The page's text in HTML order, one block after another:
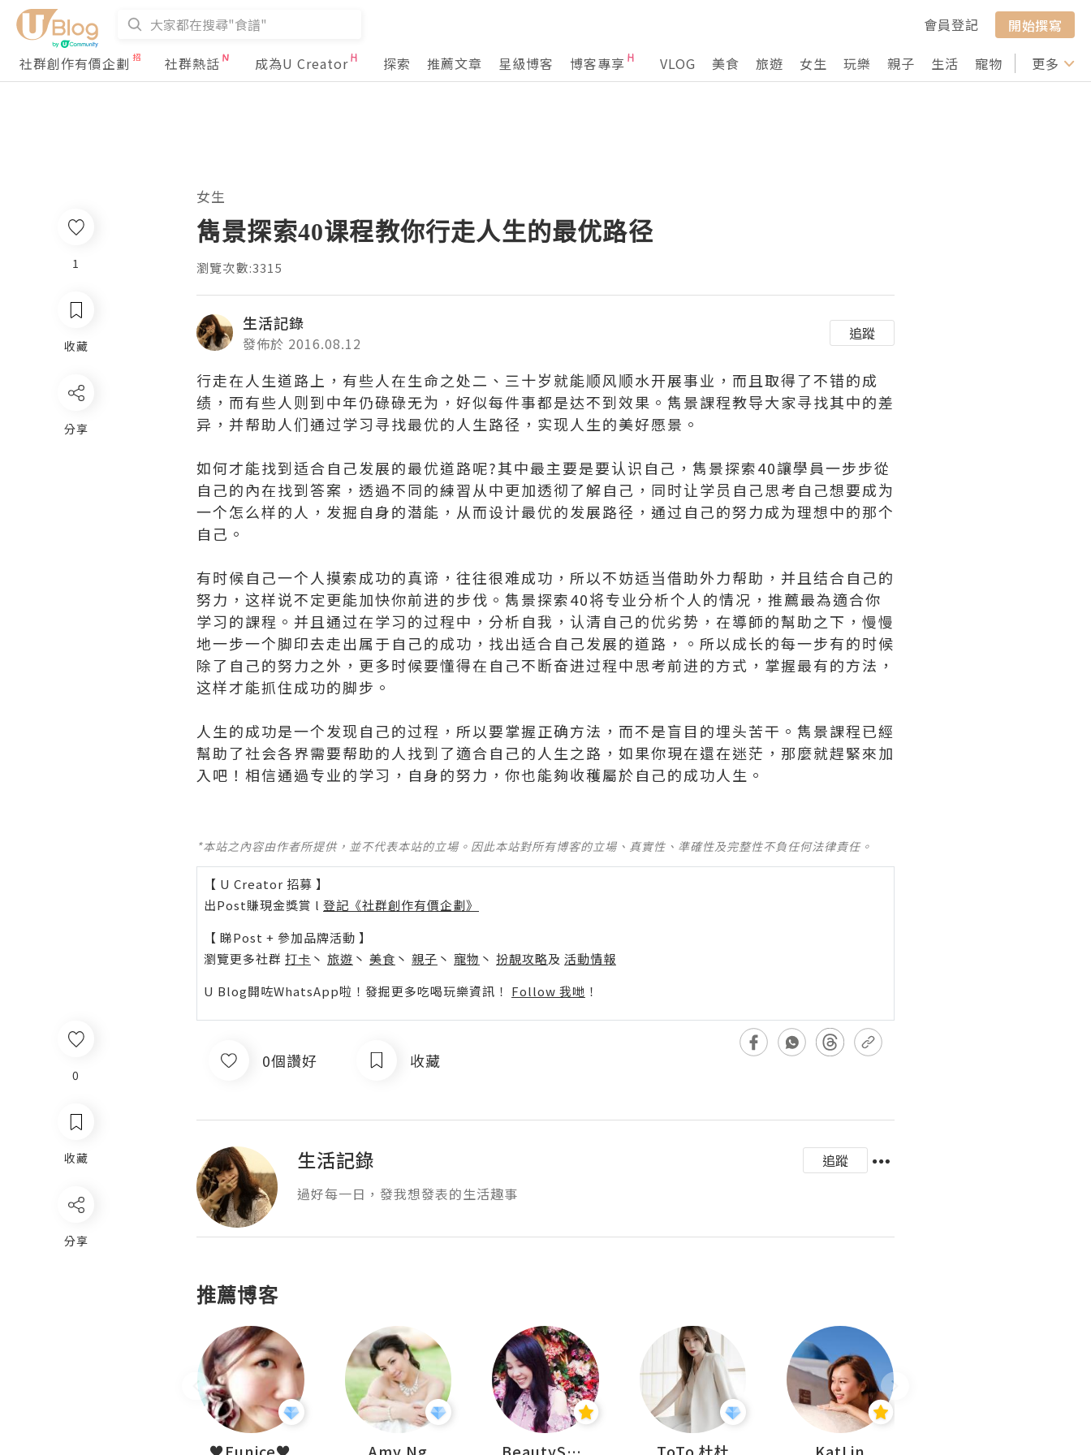
會員登記
開始撰寫
社群創作有價企劃
社群熱話 成為U Creator 探索 推薦文章 星級博客 博客專享 VLOG 美食 旅遊 女生 玩樂 親子 生活 寵物 行山 打卡
更多
0
收藏
分享
女生
雋景探索40课程教你行走人生的最优路径
瀏覽次數:3315
生活記錄
發佈於 2016.08.12
追蹤
行走在人生道路上，有些人在生命之处二、三十岁就能顺风顺水开展事业，而且取得了不错的成
绩，而有些人则到中年仍碌碌无为，好似每件事都是达不到效果。雋景課程教导大家寻找其中的差
异，并帮助人们通过学习寻找最优的人生路径，实现人生的美好愿景。
如何才能找到适合自己发展的最优道路呢?其中最主要是要认识自己，雋景探索40讓學員一步步從
自己的內在找到答案，透過不同的練習从中更加透彻了解自己，同时让学员自己思考自己想要成为
一个怎么样的人，发掘自身的潜能，从而设计最优的发展路径，通过自己的努力成为理想中的那个
自己。
有时候自己一个人摸索成功的真谛，往往很难成功，所以不妨适当借助外力帮助，并且结合自己的
努力，这样说不定更能加快你前进的步伐。雋景探索40将专业分析个人的情况，推薦最為適合你
学习的課程。并且通过在学习的过程中，分析自我，认清自己的优劣势，在導師的幫助之下，慢慢
地一步一个脚印去走出属于自己的成功，找出适合自己发展的道路，。所以成长的每一步有的时候
除了自己的努力之外，更多时候要懂得在自己不断奋进过程中思考前进的方式，掌握最有的方法，
这样才能抓住成功的脚步。
人生的成功是一个发现自己的过程，所以要掌握正确方法，而不是盲目的埋头苦干。雋景課程已經
幫助了社会各界需要帮助的人找到了適合自己的人生之路，如果你現在還在迷茫，那麼就趕緊來加
入吧！相信通過专业的学习，自身的努力，你也能夠收穫屬於自己的成功人生。
*本站之內容由作者所提供，並不代表本站的立場。因此本站對所有博客的立場、真實性、準確性及完整性不負任何法律責任。
【 U Creator 招募 】
出Post賺現金獎賞 l 登記《社群創作有價企劃》
【 睇Post + 參加品牌活動 】
瀏覽更多社群 打卡 丶 旅遊 丶 美食 丶 親子 丶 寵物 丶 扮靚攻略及 活動情報
U Blog開咗WhatsApp啦！發掘更多吃喝玩樂資訊！ Follow 我哋 ！
0個讚好 收藏
生活記錄
追蹤
過好每一日，發我想發表的生活趣事
推薦博客
♥Eunice♥ Amy Ng BeautySearch ToTo 杜杜 KatLin
1
收藏
分享